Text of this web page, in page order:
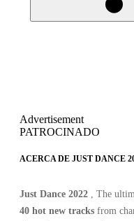
Advertisement
PATROCINADO
ACERCA DE JUST DANCE
Just Dance 2022 , The
40 hot new tracks from